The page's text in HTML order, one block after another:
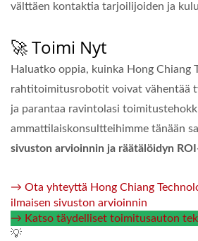
välttäen kontaktia tarjoilijoiden ja
🚀 Toimi Nyt
Haluatko oppia, kuinka Hong Chiang
rahtitoimitusrobotit voivat vähentää
ja parantaa ravintolasi
ammattilaiskonsultteihimme tänään
sivuston arvioinnin ja räätälöidyn
→ Ota yhteyttä Hong Chiang
ilmaisen sivuston arvioinnin
→ Katso täydelliset toimitusauton
💡